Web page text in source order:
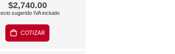
$2,740.00
COTIZAR